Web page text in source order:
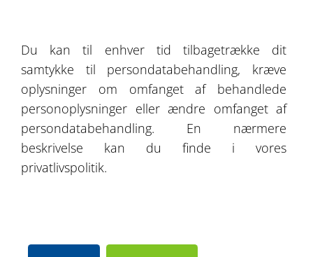
Om os
Kontakt
SEND FORESPØRGSEL
Du kan til enhver tid tilbagetrække dit
samtykke til persondatabehandling, kræve
oplysninger om omfanget af behandlede
personoplysninger eller ændre omfanget af
persondatabehandling. En nærmere
beskrivelse kan du finde i vores
privatlivspolitik.